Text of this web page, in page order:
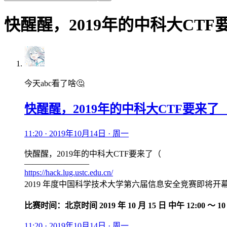
快醒醒，2019年的中科大
今天abc看了啥🤔
快醒醒，2019年的中科大CTF
11:20 · 2019年10月14日 · 周一
快醒醒，2019年的中科大CTF要来了（
————————
https://hack.lug.ustc.edu.cn/
2019 年度中国科学技术大学第六届信息安全竞赛即将开
比赛时间：北京时间 2019 年 10 月 15 日 中午 12:00 ～